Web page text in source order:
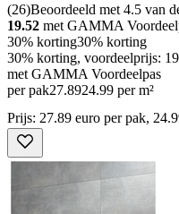
(26)Beoordeeld met 4.5 van
19.52 met GAMMA
30% korting30% korting
30% korting, voordeelprijs:
met GAMMA Voordeelpas
per pak27.8924.99 per m²
Prijs: 27.89 euro per pak,